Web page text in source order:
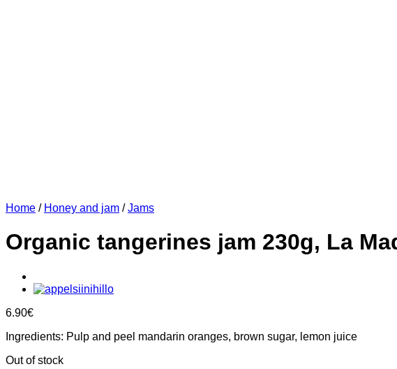
Home / Honey and jam / Jams
Organic tangerines jam 230g, La
6.90€
Ingredients: Pulp and peel mandarin oranges, brown sugar, lemon juice
Out of stock